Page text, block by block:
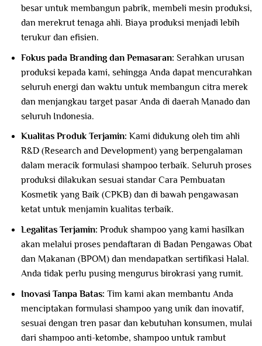
besar untuk membangun pabrik, membeli mesin produksi,
dan merekrut tenaga ahli. Biaya produksi menjadi lebih
terukur dan efisien.
Fokus pada Branding dan Pemasaran: Serahkan urusan
produksi kepada kami, sehingga Anda dapat mencurahkan
seluruh energi dan waktu untuk membangun citra merek
dan menjangkau target pasar Anda di daerah Manado dan
seluruh Indonesia.
Kualitas Produk Terjamin: Kami didukung oleh tim ahli
R&D (Research and Development) yang berpengalaman
dalam meracik formulasi shampoo terbaik. Seluruh proses
produksi dilakukan sesuai standar Cara Pembuatan
Kosmetik yang Baik (CPKB) dan di bawah pengawasan
ketat untuk menjamin kualitas terbaik.
Legalitas Terjamin: Produk shampoo yang kami hasilkan
akan melalui proses pendaftaran di Badan Pengawas Obat
dan Makanan (BPOM) dan mendapatkan sertifikasi Halal.
Anda tidak perlu pusing mengurus birokrasi yang rumit.
Inovasi Tanpa Batas: Tim kami akan membantu Anda
menciptakan formulasi shampoo yang unik dan inovatif,
sesuai dengan tren pasar dan kebutuhan konsumen, mulai
dari shampoo anti-ketombe, shampoo untuk rambut